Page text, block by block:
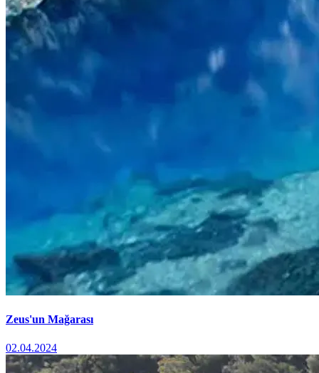
Zeus'un Mağarası
02.04.2024